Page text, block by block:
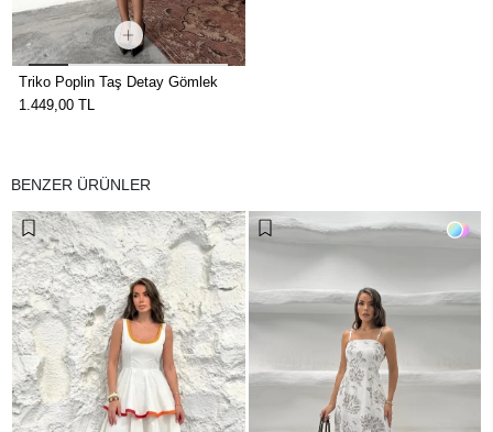
Triko Poplin Taş Detay Gömlek
1.449,00 TL
BENZER ÜRÜNLER